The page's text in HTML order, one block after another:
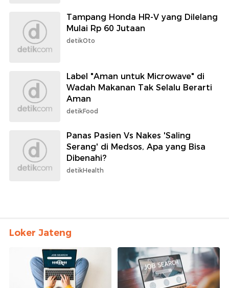
Tampang Honda HR-V yang Dilelang
Mulai Rp 60 Jutaan
detikOto
Label "Aman untuk Microwave" di
Wadah Makanan Tak Selalu Berarti
Aman
detikFood
Panas Pasien Vs Nakes 'Saling
Serang' di Medsos, Apa yang Bisa
Dibenahi?
detikHealth
Loker Jateng